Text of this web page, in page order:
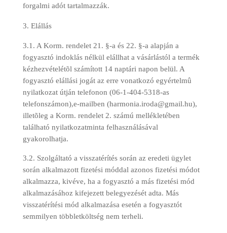
forgalmi adót tartalmazzák.
Elállás
3.1. A Korm. rendelet 21. §-a és 22. §-a alapján a
fogyasztó indoklás nélkül elállhat a vásárlástól a termék
kézhezvételétõl számított 14 naptári napon belül. A
fogyasztó elállási jogát az erre vonatkozó egyértelmû
nyilatkozat útján telefonon (06-1-404-5318-as
telefonszámon),e-mailben (harmonia.iroda@gmail.hu),
illetõleg a Korm. rendelet 2. számú mellékletében
található nyilatkozatminta felhasználásával
gyakorolhatja.
3.2. Szolgáltató a visszatérítés során az eredeti ügylet
során alkalmazott fizetési móddal azonos fizetési módot
alkalmazza, kivéve, ha a fogyasztó a más fizetési mód
alkalmazásához kifejezett belegyezését adta. Más
visszatérítési mód alkalmazása esetén a fogyasztót
semmilyen többletköltség nem terheli.